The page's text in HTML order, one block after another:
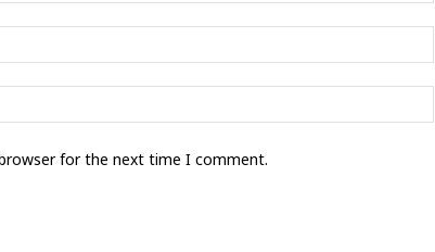
for the next time I comment.